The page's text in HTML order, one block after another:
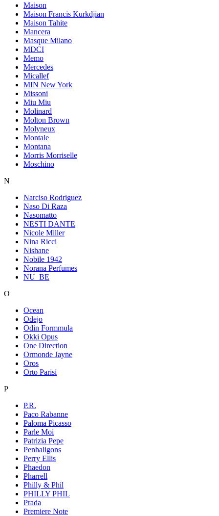
Maison
Maison Francis Kurkdjian
Maison Tahite
Mancera
Masque Milano
MDCI
Memo
Mercedes
Micallef
MIN New York
Missoni
Miu Miu
Molinard
Molton Brown
Molyneux
Montale
Montana
Morris Morriselle
Moschino
N
Narciso Rodriguez
Naso Di Raza
Nasomatto
NESTI DANTE
Nicole Miller
Nina Ricci
Nishane
Nobile 1942
Norana Perfumes
NU_BE
O
Ocean
Odejo
Odin Formmula
Okki Opus
One Direction
Ormonde Jayne
Oros
Orto Parisi
P
P.R.
Paco Rabanne
Paloma Picasso
Parle Moi
Patrizia Pepe
Penhaligons
Perry Ellis
Phaedon
Pharrell
Philly & Phil
PHILLY PHIL
Prada
Premiere Note